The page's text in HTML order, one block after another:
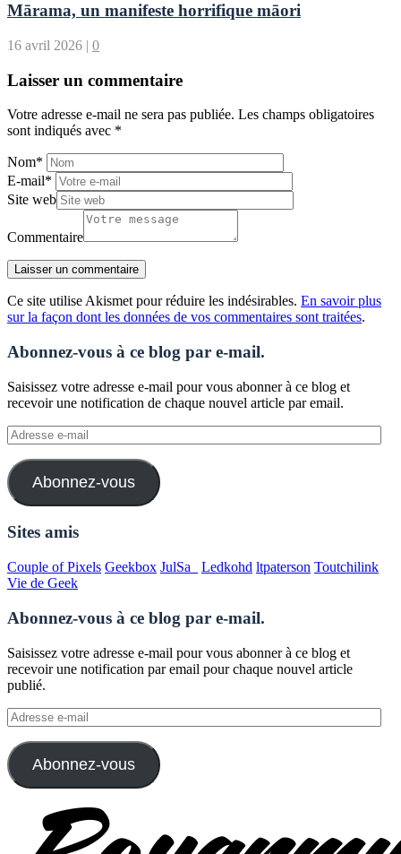
Mārama, un manifeste horrifique māori
16 avril 2026 | 0
Laisser un commentaire
Votre adresse e-mail ne sera pas publiée. Les champs obligatoires
sont indiqués avec *
Nom*
E-mail*
Site web
Commentaire
Ce site utilise Akismet pour réduire les indésirables. En savoir plus
sur la façon dont les données de vos commentaires sont traitées.
Abonnez-vous à ce blog par e-mail.
Saisissez votre adresse e-mail pour vous abonner à ce blog et
recevoir une notification de chaque nouvel article par email.
Adresse
e-
mail
Abonnez-vous
Sites amis
Couple of Pixels Geekbox JulSa_ Ledkohd ltpaterson Toutchilink
Vie de Geek
Abonnez-vous à ce blog par e-mail.
Saisissez votre adresse e-mail pour vous abonner à ce blog et
recevoir une notification par email pour chaque nouvel article
publié.
Adresse
e-
mail
Abonnez-vous